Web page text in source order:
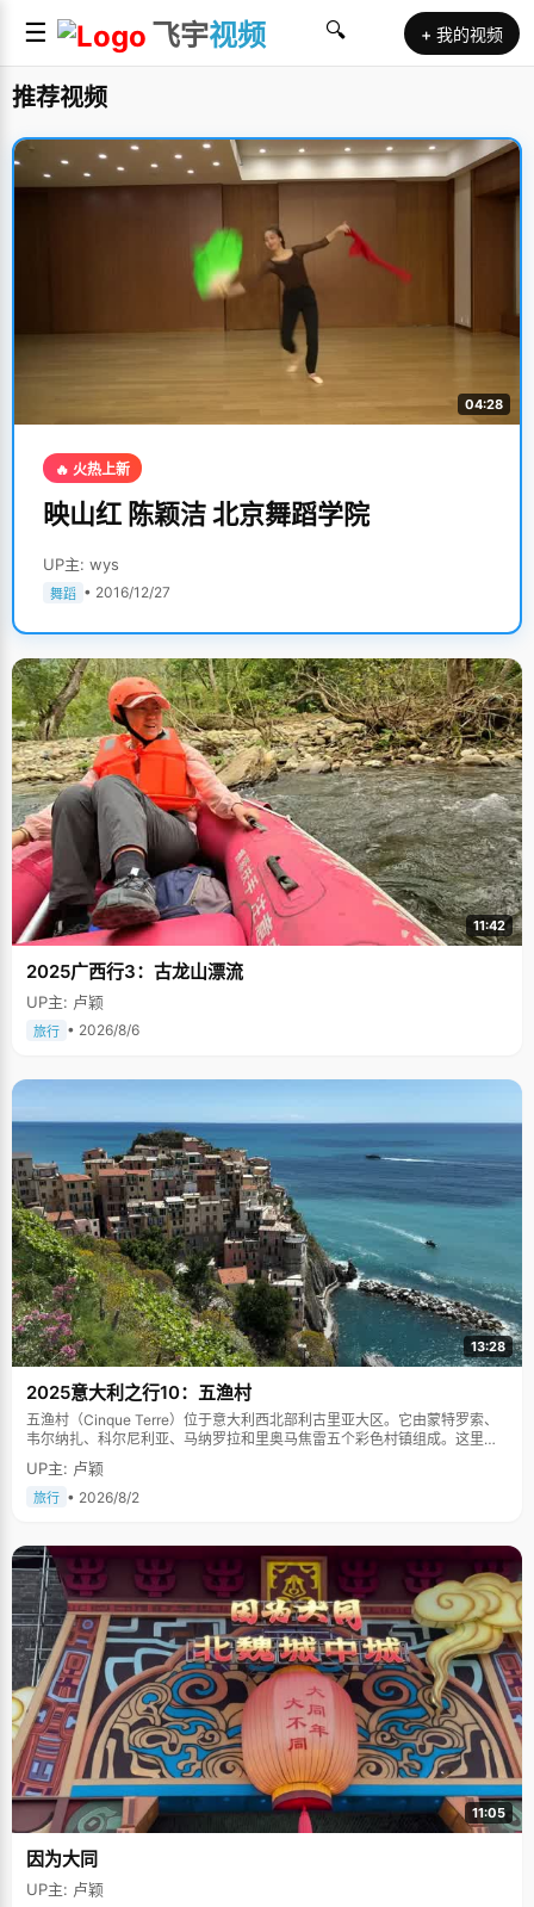
☰ 飞宇视频 🔍 + 我的视频
推荐视频
04:28
🔥 火热上新
映山红 陈颖洁 北京舞蹈学院
UP主: wys
舞蹈 • 2016/12/27
11:42
2025广西行3：古龙山漂流
UP主: 卢颖
旅行 • 2026/8/6
13:28
2025意大利之行10：五渔村
五渔村（Cinque Terre）位于意大利西北部利古里亚大区。它由蒙特罗索、
韦尔纳扎、科尔尼利亚、马纳罗拉和里奥马焦雷五个彩色村镇组成。这里依
山傍海，房屋色彩斑斓，1997年被列为世界文化遗产。
UP主: 卢颖
旅行 • 2026/8/2
11:05
因为大同
UP主: 卢颖